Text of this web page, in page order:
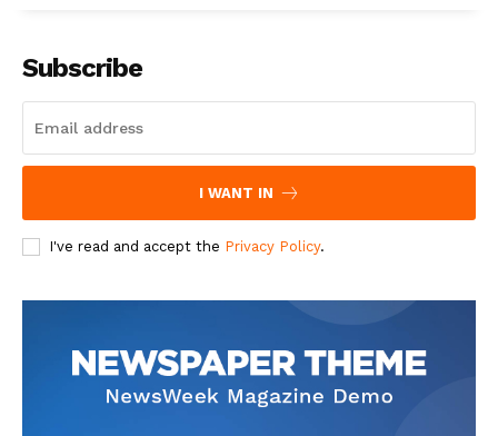
Subscribe
I WANT IN
I've read and accept the Privacy Policy.